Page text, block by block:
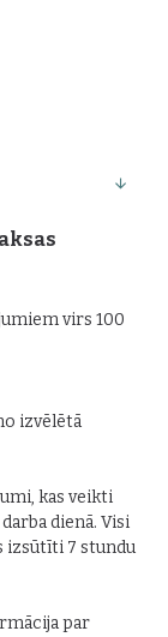
virs 100
izvēlētā
kas veikti
dienā. Visi
izsūtīti 7 stundu
par